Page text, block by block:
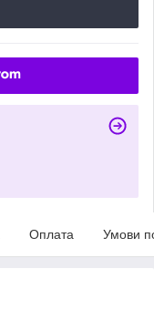
Оплата Умови